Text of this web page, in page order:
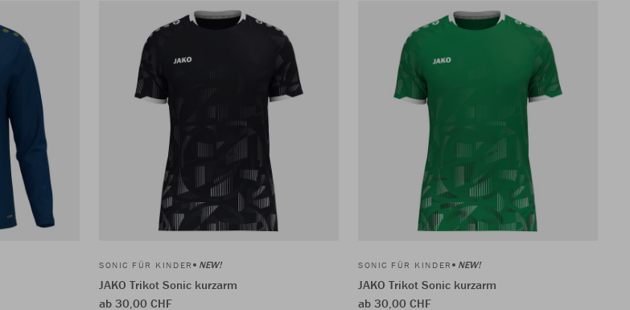
SONIC FÜR KINDER NEW!
JAKO Trikot Sonic kurzarm
ab 30,00 CHF
SONIC FÜR KINDER NEW!
JAKO Trikot Sonic kurzarm
ab 30,00 CHF